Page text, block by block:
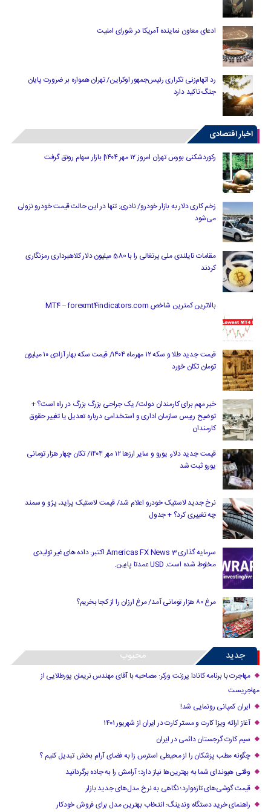
ادعای معاون نماینده آمریکا در شورای امنیت
رد اتهام‌زنی تکراری رئیس‌جمهور اوکراین/ تهران همواره بر ضرورت پایان
جنگ تاکید دارد
اخبار اقتصادی
رکوردشکنی بورس تهران امروز ۱۲ مهر ۱۴۰۴| بازار سهام رونق گرفت
زخم کاری دلار به بازار خودرو/ نادری: تنها در این حالت قیمت خودرو نزولی
می‌شود
مقامات تایلندی ملی پرتغالی را با 580 میلیون دلار کلاهبرداری رمزنگاری
کردند
بالاترین کمترین شاخص MT4 – forexmt4indicators.com
قیمت جدید طلا و سکه ۱۲ مهرماه ۱۴۰۴/ قیمت سکه بهار آزادی ۱۰ میلیون
تومان تکان خورد
خبر مهم برای کارمندان دولت/ یک جراحی بزرگ بزرگ در راه است؟ +
توضیح رییس سازمان اداری و استخدامی درباره تعدیل یا تغییر حقوق
کارمندان
قیمت جدید دلار، یورو و سایر ارزها ۱۲ مهر ۱۴۰۴/ تکان چهار هزار تومانی
یورو ثبت شد
نرخ جدید لاستیک خودرو اعلام شد/ قیمت لاستیک پراید، پژو و سمند
چه تغییری کرد؟ + جدول
سرمایه گذاری Americas FX News 3 اکتبر: داده های غیر تولیدی
مخلوط شده است. USD عمدتا پایین.
مرغ ۸۰ هزار تومانی آمد/ مرغ ارزان را از کجا بخریم؟
جدید محبوب
مهاجرت با برنامه کانادا پرزنت ورکر: مصاحبه با آقای مهندس نریمان پورطلایی از
مهاجریست
ایران کمپانی رونمایی شد!
آغاز ارائه ویزا کارت و مستر کارت در ایران از شهریور ۱۴۰۱
سیم کارت گرجستان دائمی در ایران
چگونه مطب پزشکان را از محیطی استرس زا به فضای آرام بخش تبدیل کنیم ؟
وقتی هیوندای شما به بهترین‌ها نیاز دارد؛ آرامش را به جاده برگردانید
قیمت گوشی‌های تازه‌وارد؛ نگاهی به نرخ مدل‌های جدید بازار
راهنمای خرید دستگاه وندینگ: انتخاب بهترین مدل برای فروش خودکار